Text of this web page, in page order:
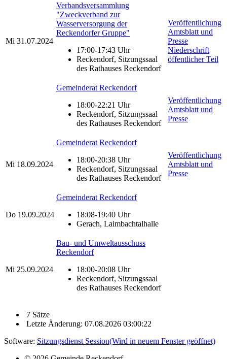
Mi 31.07.2024
Verbandsversammlung
"Zweckverband zur
Wasserversorgung der
Reckendorfer Gruppe"
17:00-17:43 Uhr
Reckendorf, Sitzungssaal
des Rathauses Reckendorf
Veröffentlichung
Amtsblatt und
Presse
Niederschrift
öffentlicher Teil
Gemeinderat Reckendorf
18:00-22:21 Uhr
Reckendorf, Sitzungssaal
des Rathauses Reckendorf
Veröffentlichung
Amtsblatt und
Presse
Mi 18.09.2024
Gemeinderat Reckendorf
18:00-20:38 Uhr
Reckendorf, Sitzungssaal
des Rathauses Reckendorf
Veröffentlichung
Amtsblatt und
Presse
Do 19.09.2024
Gemeinderat Reckendorf
18:08-19:40 Uhr
Gerach, Laimbachtalhalle
Mi 25.09.2024
Bau- und Umweltausschuss
Reckendorf
18:00-20:08 Uhr
Reckendorf, Sitzungssaal
des Rathauses Reckendorf
7 Sätze
Letzte Änderung: 07.08.2026 03:00:22
Software: Sitzungsdienst Session(Wird in neuem Fenster geöffnet)